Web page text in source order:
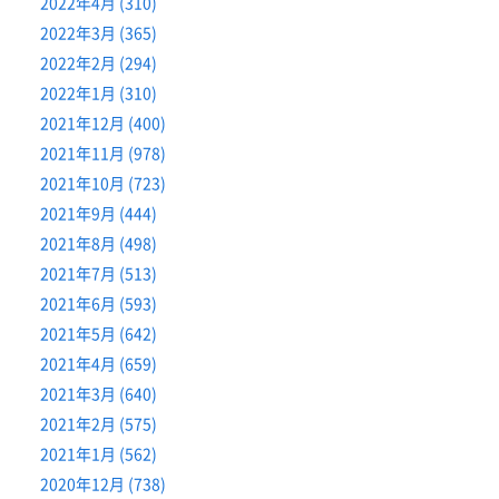
2022年3月 (365)
2022年2月 (294)
2022年1月 (310)
2021年12月 (400)
2021年11月 (978)
2021年10月 (723)
2021年9月 (444)
2021年8月 (498)
2021年7月 (513)
2021年6月 (593)
2021年5月 (642)
2021年4月 (659)
2021年3月 (640)
2021年2月 (575)
2021年1月 (562)
2020年12月 (738)